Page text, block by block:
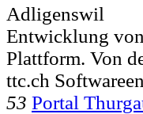
Adligenswil
Entwicklung
Plattform. Von
ttc.ch
53 Portal